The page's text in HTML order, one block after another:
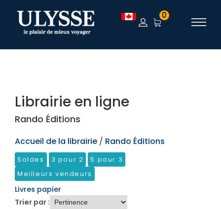
TEST 0
Librairie en ligne
Rando Éditions
Accueil de la librairie / Rando Éditions
Soldes 3 pour 2
5 pour 3
Meilleurs vendeurs
Livres papier
Trier par :